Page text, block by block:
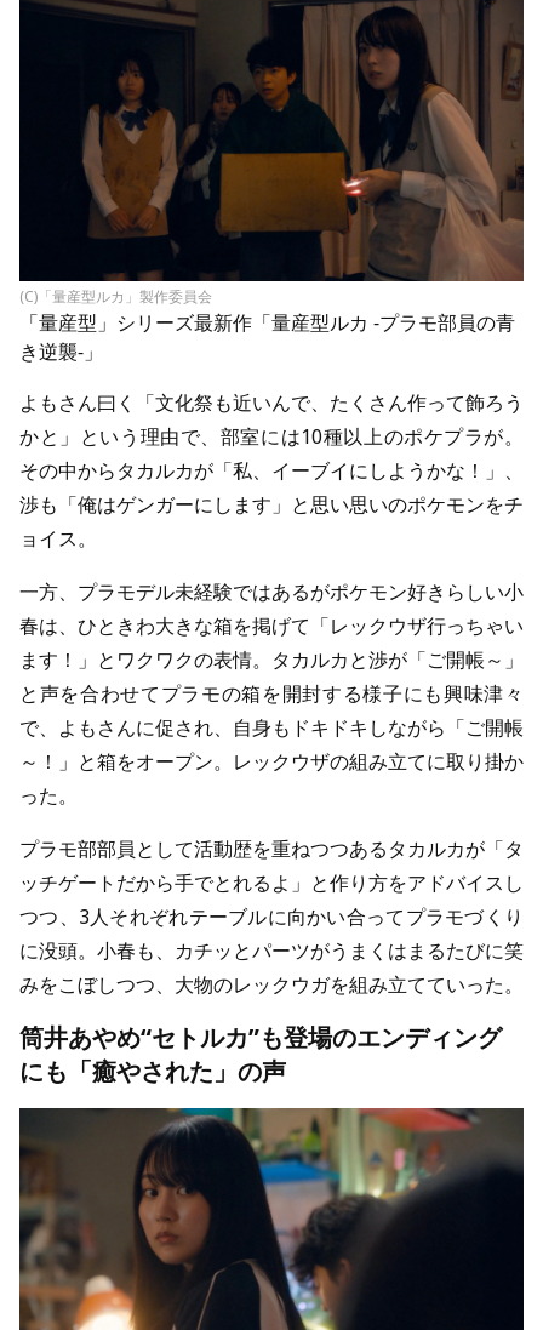
(C)「量産型ルカ」製作委員会
「量産型」シリーズ最新作「量産型ルカ -プラモ部員の青
き逆襲- 」
よもさん曰く「文化祭も近いんで、たくさん作って飾ろう
かと」という理由で、部室には10種以上のポケプラが。
その中からタカルカが「私、イーブイにしようかな！」、
渉も「俺はゲンガーにします」と思い思いのポケモンをチ
ョイス。
一方、プラモデル未経験ではあるがポケモン好きらしい小
春は、ひときわ大きな箱を掲げて「レックウザ行っちゃい
ます！」とワクワクの表情。タカルカと渉が「ご開帳～」
と声を合わせてプラモの箱を開封する様子にも興味津々
で、よもさんに促され、自身もドキドキしながら「ご開帳
～！」と箱をオープン。レックウザの組み立てに取り掛か
った。
プラモ部部員として活動歴を重ねつつあるタカルカが「タ
ッチゲートだから手でとれるよ」と作り方をアドバイスし
つつ、3人それぞれテーブルに向かい合ってプラモづくり
に没頭。小春も、カチッとパーツがうまくはまるたびに笑
みをこぼしつつ、大物のレックウガを組み立てていった。
筒井あやめ“セトルカ”も登場のエンディング
にも「癒やされた」の声